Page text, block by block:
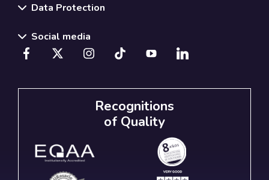
Data Protection
Social media
Recognitions
of Quality